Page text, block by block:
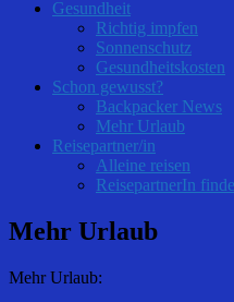
Gesundheit
Richtig impfen
Sonnenschutz
Gesundheitskosten
Schon gewusst?
Backpacker News
Mehr Urlaub
Reisepartner/in
Alleine reisen
ReisepartnerIn
Mehr Urlaub
Mehr Urlaub: